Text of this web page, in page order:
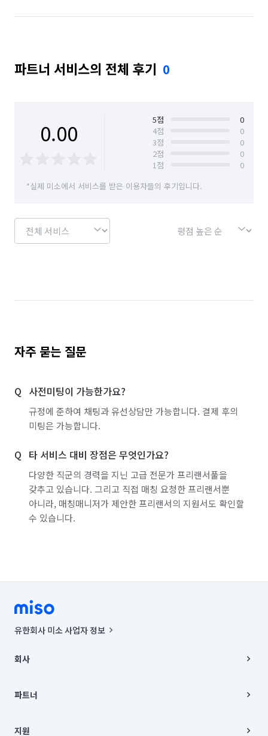
파트너 서비스의 전체 후기 0
0.00 5점
0
4점
0
3점
0
2점
0
1점
0
*실제 미소에서 서비스를 받은 이용자들의 후기입니다.
자주 묻는 질문
사전미팅이 가능한가요?
규정에 준하여 채팅과 유선상담만 가능합니다. 결제 후의
미팅은 가능합니다.
타 서비스 대비 장점은 무엇인가요?
다양한 직군의 경력을 지닌 고급 전문가 프리랜서풀을
갖추고 있습니다. 그리고 직접 매칭 요청한 프리랜서뿐
아니라, 매칭매니저가 제안한 프리랜서의 지원서도 확인할
수 있습니다.
유한회사 미소 사업자 정보
00019 |
주소 | 본사: 서울특별시 종로구 율곡로 6(중학동, 트윈트리빌딩) B동 5층
컨택센터 : 서울특별시 종로구 수송동 율곡로 24, 7층, 8층 미소
상품, 상품정보, 거래에 관한 의무와 책임은 거래당사자에게 있습니다.
회사
채용
파트너
이사
지원